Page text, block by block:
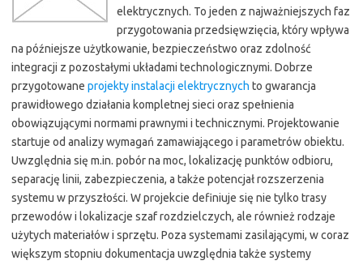
elektrycznych. To jeden z najważniejszych faz
przygotowania przedsięwzięcia, który wpływa
na późniejsze użytkowanie, bezpieczeństwo oraz zdolność
integracji z pozostałymi układami technologicznymi. Dobrze
przygotowane projekty instalacji elektrycznych to gwarancja
prawidłowego działania kompletnej sieci oraz spełnienia
obowiązującymi normami prawnymi i technicznymi. Projektowanie
startuje od analizy wymagań zamawiającego i parametrów obiektu.
Uwzględnia się m.in. pobór na moc, lokalizację punktów odbioru,
separację linii, zabezpieczenia, a także potencjał rozszerzenia
systemu w przyszłości. W projekcie definiuje się nie tylko trasy
przewodów i lokalizacje szaf rozdzielczych, ale również rodzaje
użytych materiałów i sprzętu. Poza systemami zasilającymi, w coraz
większym stopniu dokumentacja uwzględnia także systemy